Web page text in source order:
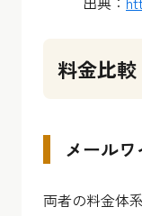
料金比較
メール
両者の料金体